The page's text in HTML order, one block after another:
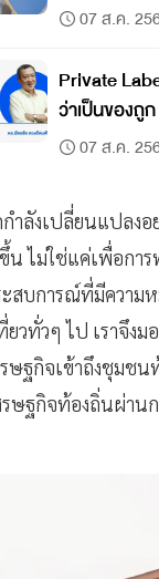
07 ส.ค.
Private
ว่าเป็นของถู
07 ส.ค.
ำลังเปลี่ยนแปลง
น ไม่ใช่แค่เพื่อก
สบการณ์ที่มีความ
วทั่วๆ ไป เราจึง
ฐกิจเข้าถึงชุมช
ฐกิจท้องถิ่นผ่านก